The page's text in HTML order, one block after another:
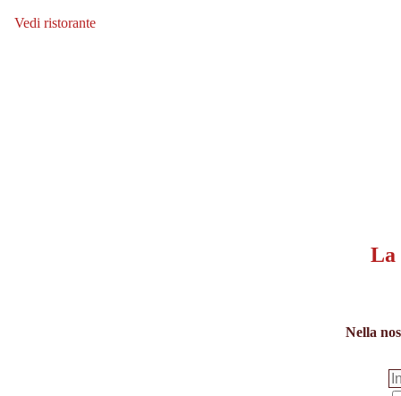
Vedi ristorante
Vedi ristorante: FMZ Fachmarktzentrum
La
Nella